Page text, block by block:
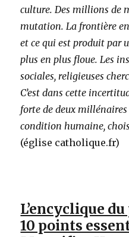
culture. Des millions de
mutation. La frontière
et ce qui est produit par
plus en plus floue. Les
sociales, religieuses
C’est dans cette
forte de deux
condition humaine,
(église catholique.fr)
L’encyclique
10 points